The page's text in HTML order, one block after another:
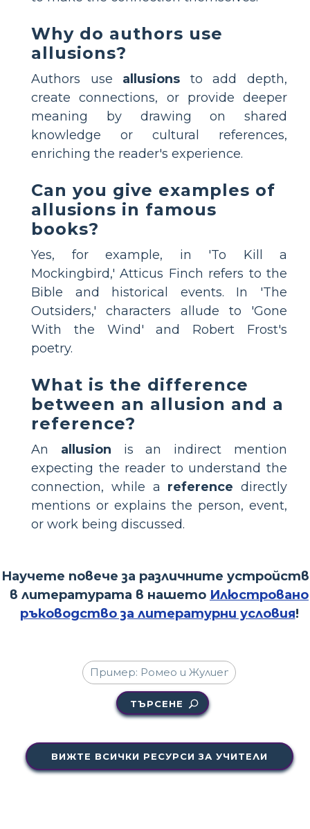
Why do authors use
allusions?
Authors use allusions to add depth,
create connections, or provide deeper
meaning by drawing on shared
knowledge or cultural references,
enriching the reader's experience.
Can you give examples of
allusions in famous
books?
Yes, for example, in 'To Kill a
Mockingbird,' Atticus Finch refers to the
Bible and historical events. In 'The
Outsiders,' characters allude to 'Gone
With the Wind' and Robert Frost's
poetry.
What is the difference
between an allusion and a
reference?
An allusion is an indirect mention
expecting the reader to understand the
connection, while a reference directly
mentions or explains the person, event,
or work being discussed.
Научете повече за различните
в литературата в нашето Илюстровано
ръководство за литературни условия!
ТЪРСЕНЕ
ВИЖТЕ ВСИЧКИ РЕСУРСИ ЗА УЧИТЕЛИ